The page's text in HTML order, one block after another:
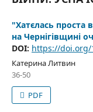
"Хатєлась проста
на Чернігівщині
DOI: https://doi.org/
Катерина Литвин
36-50
PDF